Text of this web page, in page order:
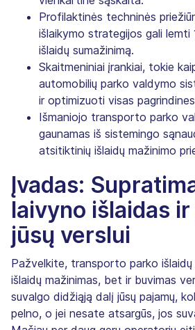
Profilaktinės techninės
išlaikymo strategijos gali
išlaidų sumažinimą.
Skaitmeniniai įrankiai, tokie
automobilių parko valdymo
ir optimizuoti visas
Išmaniojo transporto parko
gaunamas iš sistemingo
atsitiktinių išlaidų mažinimo
Įvadas:
laivyno išlaidas
jūsų verslui
Pažvelkite, transporto parko
išlaidų mažinimas, bet ir buvimas
suvalgo didžiąją dalį jūsų pajamų,
pelno, o jei nesate atsargūs, jos